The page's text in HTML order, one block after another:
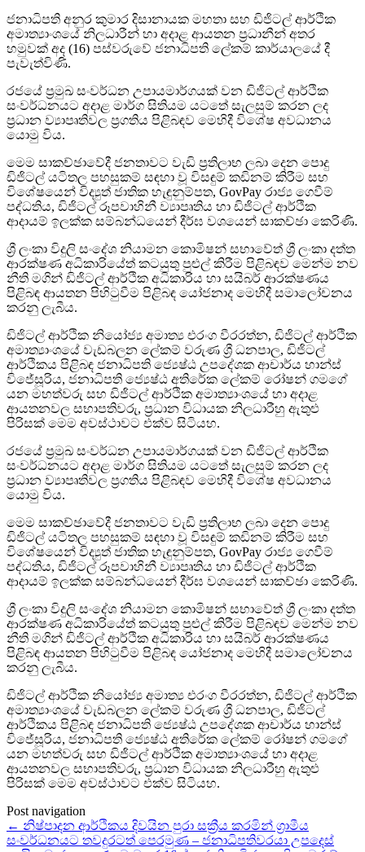
ජනාධිපති අනුර කුමාර දිසානායක මහතා සහ ඩිජිටල් ආර්ථික
අමාත්‍යාංශයේ නිලධාරීන් හා අදාළ ආයතන ප්‍රධානීන් අතර
හමුවක් අද (16) පස්වරුවේ ජනාධිපති ලේකම් කාර්යාලයේ දී
පැවැත්විණි.
රජයේ ප්‍රමුඛ සංවර්ධන උපායමාර්ගයක් වන ඩිජිටල් ආර්ථික
සංවර්ධනයට අදාළ මාර්ග සිතියම යටතේ සැලසුම් කරන ලද
ප්‍රධාන ව්‍යාපෘතිවල ප්‍රගතිය පිළිබඳව මෙහිදී විශේෂ අවධානය
යොමු විය.
මෙම සාකච්ඡාවේදී ජනතාවට වැඩි ප්‍රතිලාභ ලබා දෙන පොදු
ඩිජිටල් යටිතල පහසුකම් සඳහා වූ විසඳුම් කඩිනම් කිරීම සහ
විශේෂයෙන් විද්‍යුත් ජාතික හැඳුනුම්පත, GovPay රාජ්‍ය ගෙවීම්
පද්ධතිය, ඩිජිටල් රූපවාහිනී ව්‍යාපෘතිය හා ඩිජිටල් ආර්ථික
ආදායම් ඉලක්ක සම්බන්ධයෙන් දීර්ඝ වශයෙන් සාකච්ඡා කෙරිණි.
ශ්‍රී ලංකා විදුලි සංදේශ නියාමන කොමිෂන් සභාවේත් ශ්‍රී ලංකා දත්ත
ආරක්ෂණ අධිකාරියේත් කටයුතු පුළුල් කිරීම පිළිබඳව මෙන්ම නව
නීති මගින් ඩිජිටල් ආර්ථික අධිකාරිය හා සයිබර් ආරක්ෂණය
පිළිබඳ ආයතන පිහිටුවීම පිළිබඳ යෝජනාද මෙහිදී සමාලෝචනය
කරනු ලැබීය.
ඩිජිටල් ආර්ථික නියෝජ්‍ය අමාත්‍ය එරංග වීරරත්න, ඩිජිටල් ආර්ථික
අමාත්‍යාංශයේ වැඩබලන ලේකම් වරුණ ශ්‍රී ධනපාල, ඩිජිටල්
ආර්ථිකය පිළිබඳ ජනාධිපති ජ්‍යෙෂ්ඨ උපදේශක ආචාර්ය හාන්ස්
විජේසූරිය, ජනාධිපති ජ්‍යෙෂ්ඨ අතිරේක ලේකම් රෝෂන් ගමගේ
යන මහත්වරු සහ ඩිජිටල් ආර්ථික අමාත්‍යාංශයේ හා අදාළ
ආයතනවල සභාපතිවරු, ප්‍රධාන විධායක නිලධාරීහු ඇතුළු
පිරිසක් මෙම අවස්ථාවට එක්ව සිටියහ.
රජයේ ප්‍රමුඛ සංවර්ධන උපායමාර්ගයක් වන ඩිජිටල් ආර්ථික
සංවර්ධනයට අදාළ මාර්ග සිතියම යටතේ සැලසුම් කරන ලද
ප්‍රධාන ව්‍යාපෘතිවල ප්‍රගතිය පිළිබඳව මෙහිදී විශේෂ අවධානය
යොමු විය.
මෙම සාකච්ඡාවේදී ජනතාවට වැඩි ප්‍රතිලාභ ලබා දෙන පොදු
ඩිජිටල් යටිතල පහසුකම් සඳහා වූ විසඳුම් කඩිනම් කිරීම සහ
විශේෂයෙන් විද්‍යුත් ජාතික හැඳුනුම්පත, GovPay රාජ්‍ය ගෙවීම්
පද්ධතිය, ඩිජිටල් රූපවාහිනී ව්‍යාපෘතිය හා ඩිජිටල් ආර්ථික
ආදායම් ඉලක්ක සම්බන්ධයෙන් දීර්ඝ වශයෙන් සාකච්ඡා කෙරිණි.
ශ්‍රී ලංකා විදුලි සංදේශ නියාමන කොමිෂන් සභාවේත් ශ්‍රී ලංකා දත්ත
ආරක්ෂණ අධිකාරියේත් කටයුතු පුළුල් කිරීම පිළිබඳව මෙන්ම නව
නීති මගින් ඩිජිටල් ආර්ථික අධිකාරිය හා සයිබර් ආරක්ෂණය
පිළිබඳ ආයතන පිහිටුවීම පිළිබඳ යෝජනාද මෙහිදී සමාලෝචනය
කරනු ලැබීය.
ඩිජිටල් ආර්ථික නියෝජ්‍ය අමාත්‍ය එරංග වීරරත්න, ඩිජිටල් ආර්ථික
අමාත්‍යාංශයේ වැඩබලන ලේකම් වරුණ ශ්‍රී ධනපාල, ඩිජිටල්
ආර්ථිකය පිළිබඳ ජනාධිපති ජ්‍යෙෂ්ඨ උපදේශක ආචාර්ය හාන්ස්
විජේසූරිය, ජනාධිපති ජ්‍යෙෂ්ඨ අතිරේක ලේකම් රෝෂන් ගමගේ
යන මහත්වරු සහ ඩිජිටල් ආර්ථික අමාත්‍යාංශයේ හා අදාළ
ආයතනවල සභාපතිවරු, ප්‍රධාන විධායක නිලධාරීහු ඇතුළු
පිරිසක් මෙම අවස්ථාවට එක්ව සිටියහ.
Post navigation
← නිෂ්පාදන ආර්ථිකය දිවයින පුරා සක්‍රීය කරමින් ග්‍රාමීය
සංවර්ධනයට තවදුරටත් පෙරමුණ – ජනාධිපතිවරයා උපදෙස්